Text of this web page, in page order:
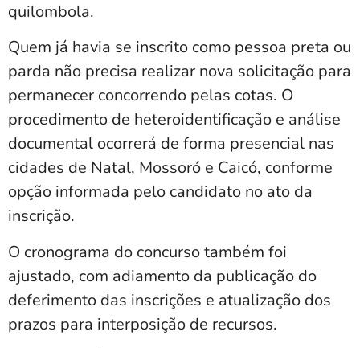
quilombola.
Quem já havia se inscrito como pessoa preta ou
parda não precisa realizar nova solicitação para
permanecer concorrendo pelas cotas. O
procedimento de heteroidentificação e análise
documental ocorrerá de forma presencial nas
cidades de Natal, Mossoró e Caicó, conforme
opção informada pelo candidato no ato da
inscrição.
O cronograma do concurso também foi
ajustado, com adiamento da publicação do
deferimento das inscrições e atualização dos
prazos para interposição de recursos.